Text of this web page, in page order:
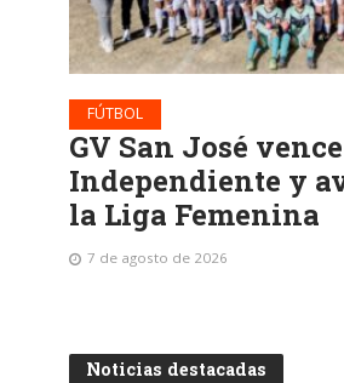
FÚTBOL
GV San José
Independiente y
la Liga Femenina
7 de agosto de 2026
Noticias destacadas